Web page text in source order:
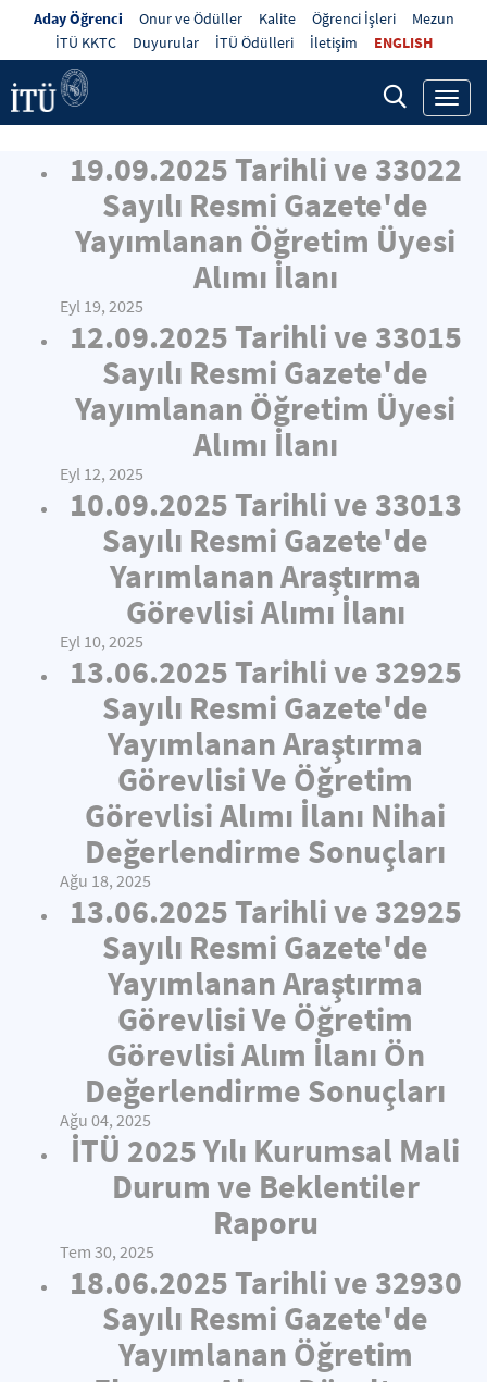
Aday Öğrenci Onur ve Ödüller Kalite Öğrenci İşleri
Mezun
İTÜ KKTC
Duyurular İTÜ Ödülleri İletişim ENGLISH
19.09.2025 Tarihli ve 33022
Sayılı Resmi Gazete'de
Yayımlanan Öğretim Üyesi
Alımı İlanı
Eyl 19, 2025
12.09.2025 Tarihli ve 33015
Sayılı Resmi Gazete'de
Yayımlanan Öğretim Üyesi
Alımı İlanı
Eyl 12, 2025
10.09.2025 Tarihli ve 33013
Sayılı Resmi Gazete'de
Yarımlanan Araştırma
Görevlisi Alımı İlanı
Eyl 10, 2025
13.06.2025 Tarihli ve 32925
Sayılı Resmi Gazete'de
Yayımlanan Araştırma
Görevlisi Ve Öğretim
Görevlisi Alımı İlanı Nihai
Değerlendirme Sonuçları
Ağu 18, 2025
13.06.2025 Tarihli ve 32925
Sayılı Resmi Gazete'de
Yayımlanan Araştırma
Görevlisi Ve Öğretim
Görevlisi Alım İlanı Ön
Değerlendirme Sonuçları
Ağu 04, 2025
İTÜ 2025 Yılı Kurumsal Mali
Durum ve Beklentiler
Raporu
Tem 30, 2025
18.06.2025 Tarihli ve 32930
Sayılı Resmi Gazete'de
Yayımlanan Öğretim